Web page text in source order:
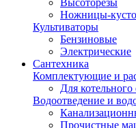
Высоторезы
Ножницы-
Культиваторы
Бензиновые
Электрические
Сантехника
Комплектующие и
Для
Водоотведение и
Прочистные